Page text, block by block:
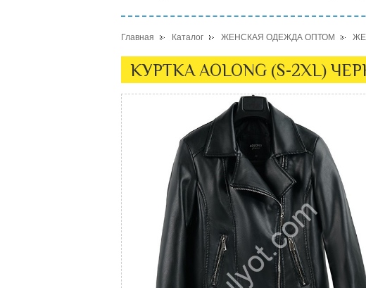
Главная Каталог ЖЕНСКАЯ ОДЕЖДА ОПТОМ
КУРТКА AOLONG (S-2XL)